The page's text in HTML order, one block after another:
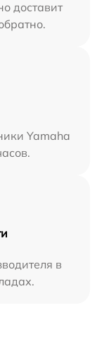
доставит
Yamaha
в